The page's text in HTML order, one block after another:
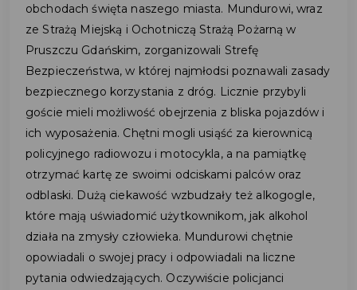
obchodach święta naszego miasta. Mundurowi, wraz
ze Strażą Miejską i Ochotniczą Strażą Pożarną w
Pruszczu Gdańskim, zorganizowali Strefę
Bezpieczeństwa, w której najmłodsi poznawali zasady
bezpiecznego korzystania z dróg. Licznie przybyli
goście mieli możliwość obejrzenia z bliska pojazdów i
ich wyposażenia. Chętni mogli usiąść za kierownicą
policyjnego radiowozu i motocykla, a na pamiątkę
otrzymać kartę ze swoimi odciskami palców oraz
odblaski. Dużą ciekawość wzbudzały też alkogogle,
które mają uświadomić użytkownikom, jak alkohol
działa na zmysły człowieka. Mundurowi chętnie
opowiadali o swojej pracy i odpowiadali na liczne
pytania odwiedzających. Oczywiście policjanci